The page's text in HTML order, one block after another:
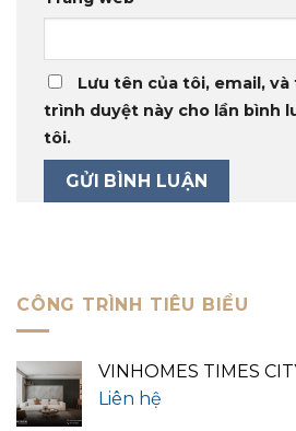
Lưu tên của tôi, email,
trình duyệt này cho lần bình
tôi.
CÔNG TRÌNH TIÊU BIỂU
VINHOMES TIMES
Liên hệ